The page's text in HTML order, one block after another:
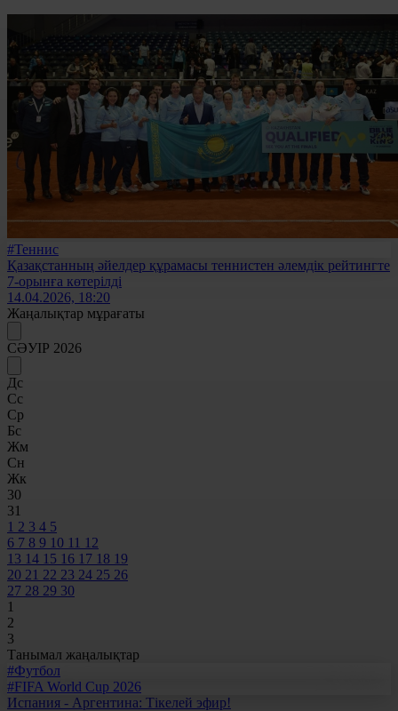
#Теннис
Қазақстанның әйелдер құрамасы теннистен әлемдік рейтингте
7-орынға көтерілді
14.04.2026, 18:20
Жаңалықтар мұрағаты
СӘУІР 2026
Дс
Сс
Ср
Бс
Жм
Сн
Жк
30
31
1 2 3 4 5
6 7 8 9 10 11 12
13 14 15 16 17 18 19
20 21 22 23 24 25 26
27 28 29 30
1
2
3
Танымал жаңалықтар
#Футбол
#FIFA World Cup 2026
Испания - Аргентина: Тікелей эфир!